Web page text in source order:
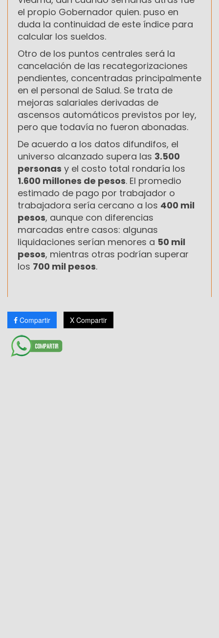
el propio Gobernador quien. puso en
duda la continuidad de este índice para
calcular los sueldos.
Otro de los puntos centrales será la
cancelación de las recategorizaciones
pendientes, concentradas principalmente
en el personal de Salud. Se trata de
mejoras salariales derivadas de
ascensos automáticos previstos por ley,
pero que todavía no fueron abonadas.
De acuerdo a los datos difundifos, el
universo alcanzado supera las 3.500
personas y el costo total rondaría los
1.600 millones de pesos. El promedio
estimado de pago por trabajador o
trabajadora sería cercano a los 400 mil
pesos, aunque con diferencias
marcadas entre casos: algunas
liquidaciones serían menores a 50 mil
pesos, mientras otras podrían superar
los 700 mil pesos.
Compartir X Compartir